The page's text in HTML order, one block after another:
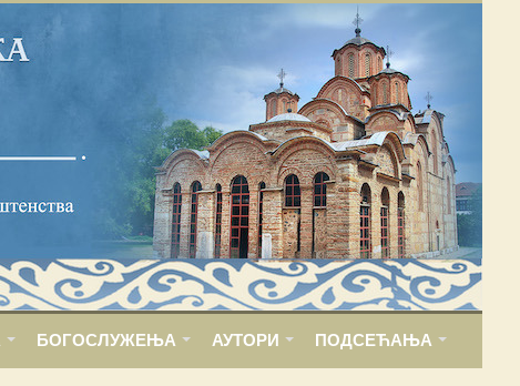
БОГОСЛУЖЕЊА АУТОРИ ПОДСЕЋАЊА